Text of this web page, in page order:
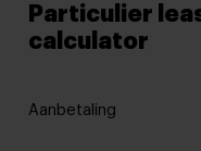
Particulier
calculator
Aanbetaling